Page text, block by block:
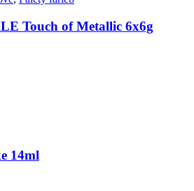
Touch of Metallic 6x6g
14ml